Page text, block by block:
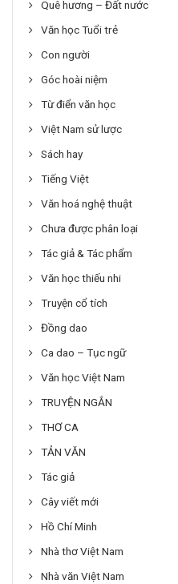
Quê hương – Đất nước
Văn học Tuổi trẻ
Con người
Góc hoài niệm
Từ điển văn học
Việt Nam sử lược
Sách hay
Tiếng Việt
Văn hoá nghệ thuật
Chưa được phân loại
Tác giả & Tác phẩm
Văn học thiếu nhi
Truyện cổ tích
Đồng dao
Ca dao – Tục ngữ
Văn học Việt Nam
TRUYỆN NGẮN
THƠ CA
TẢN VĂN
Tác giả
Cây viết mới
Hồ Chí Minh
Nhà thơ Việt Nam
Nhà văn Việt Nam